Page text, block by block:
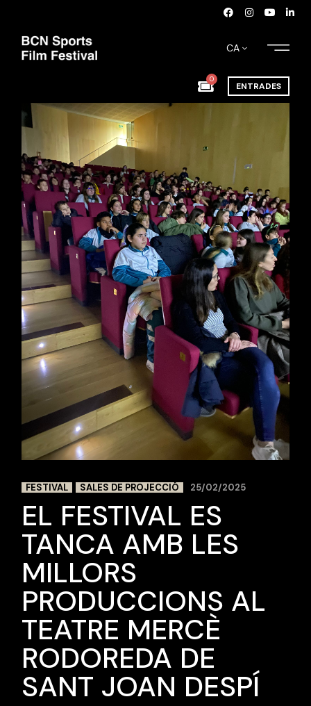
CA
0
ENTRADES
FESTIVAL SALES DE PROJECCIÓ 25/02/2025
EL FESTIVAL ES
TANCA AMB LES
MILLORS
PRODUCCIONS AL
TEATRE MERCÈ
RODOREDA DE
SANT JOAN DESPÍ